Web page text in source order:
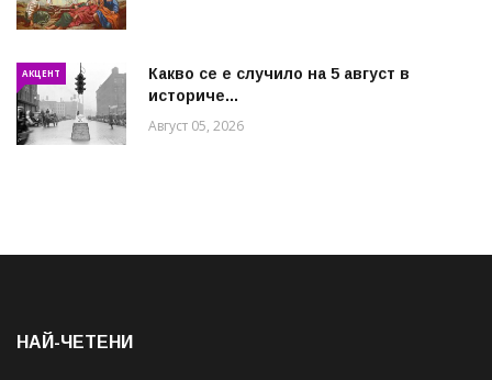
АКЦЕНТ
Какво се е случило на 5 август в
историче...
Август 05, 2026
НАЙ-ЧЕТЕНИ